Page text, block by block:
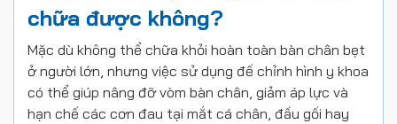
chữa được không?
Mặc dù không thể chữa khỏi hoàn toàn bàn chân bẹt
ở người lớn, nhưng việc sử dụng đế chỉnh hình y khoa
có thể giúp nâng đỡ vòm bàn chân, giảm áp lực và
hạn chế các cơn đau tại mắt cá chân, đầu gối hay